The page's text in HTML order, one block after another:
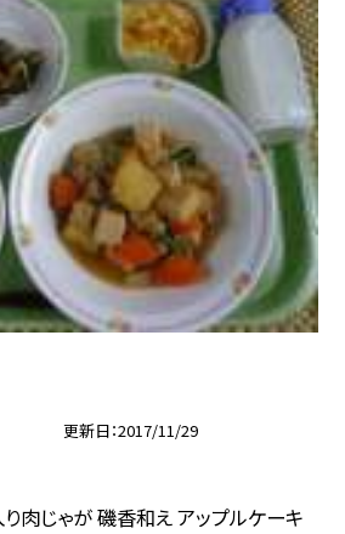
更新日 2017/11/29
肉じゃが 磯香和え アップルケーキ